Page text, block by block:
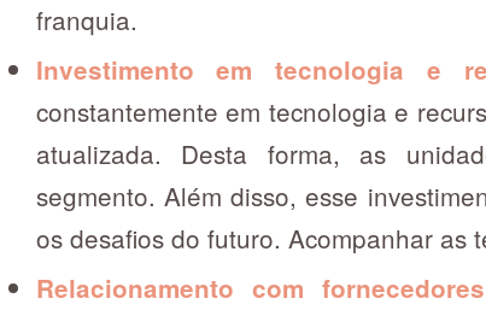
franquia.
Investimento em tecnologia e
constantemente em tecnologia e
atualizada. Desta forma, as
segmento. Além disso, esse
os desafios do futuro. Acompanhar as
Relacionamento com